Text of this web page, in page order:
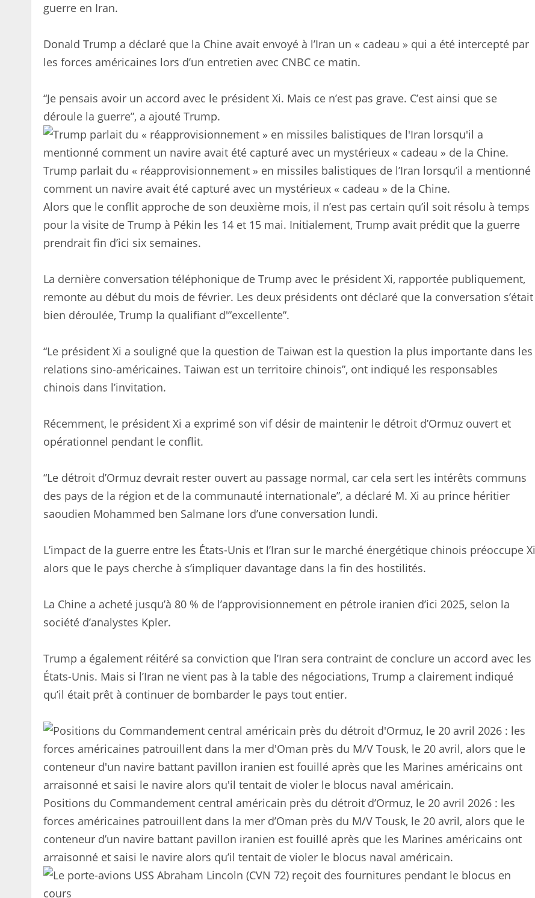
guerre en Iran.
Donald Trump a déclaré que la Chine avait envoyé à l’Iran un « cadeau » qui a été intercepté par
les forces américaines lors d’un entretien avec CNBC ce matin.
“Je pensais avoir un accord avec le président Xi. Mais ce n’est pas grave. C’est ainsi que se
déroule la guerre”, a ajouté Trump.
Trump parlait du « réapprovisionnement » en missiles balistiques de l’Iran lorsqu’il a mentionné
comment un navire avait été capturé avec un mystérieux « cadeau » de la Chine.
Alors que le conflit approche de son deuxième mois, il n’est pas certain qu’il soit résolu à temps
pour la visite de Trump à Pékin les 14 et 15 mai. Initialement, Trump avait prédit que la guerre
prendrait fin d’ici six semaines.
La dernière conversation téléphonique de Trump avec le président Xi, rapportée publiquement,
remonte au début du mois de février. Les deux présidents ont déclaré que la conversation s’était
bien déroulée, Trump la qualifiant d'”excellente”.
“Le président Xi a souligné que la question de Taiwan est la question la plus importante dans les
relations sino-américaines. Taiwan est un territoire chinois”, ont indiqué les responsables
chinois dans l’invitation.
Récemment, le président Xi a exprimé son vif désir de maintenir le détroit d’Ormuz ouvert et
opérationnel pendant le conflit.
“Le détroit d’Ormuz devrait rester ouvert au passage normal, car cela sert les intérêts communs
des pays de la région et de la communauté internationale”, a déclaré M. Xi au prince héritier
saoudien Mohammed ben Salmane lors d’une conversation lundi.
L’impact de la guerre entre les États-Unis et l’Iran sur le marché énergétique chinois préoccupe Xi
alors que le pays cherche à s’impliquer davantage dans la fin des hostilités.
La Chine a acheté jusqu’à 80 % de l’approvisionnement en pétrole iranien d’ici 2025, selon la
société d’analystes Kpler.
Trump a également réitéré sa conviction que l’Iran sera contraint de conclure un accord avec les
États-Unis. Mais si l’Iran ne vient pas à la table des négociations, Trump a clairement indiqué
qu’il était prêt à continuer de bombarder le pays tout entier.
Positions du Commandement central américain près du détroit d’Ormuz, le 20 avril 2026 : les
forces américaines patrouillent dans la mer d’Oman près du M/V Tousk, le 20 avril, alors que le
conteneur d’un navire battant pavillon iranien est fouillé après que les Marines américains ont
arraisonné et saisi le navire alors qu’il tentait de violer le blocus naval américain.